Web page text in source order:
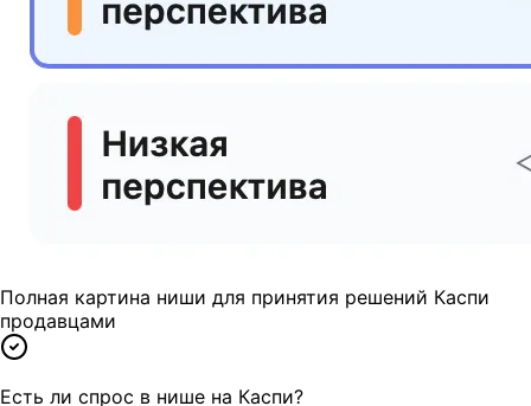
Полная картина ниши для принятия решений Каспи
продавцами
Есть ли спрос в нише на Каспи?